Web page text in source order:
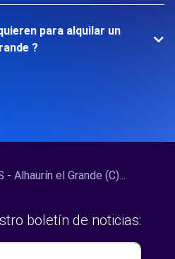
para alquilar un
?
Alhaurín el Grande (C)...
boletín de noticias: